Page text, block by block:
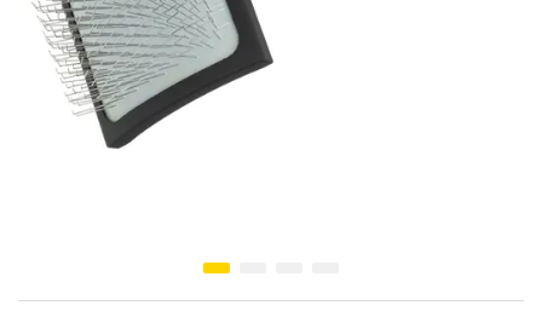
Przejdź na początek galerii